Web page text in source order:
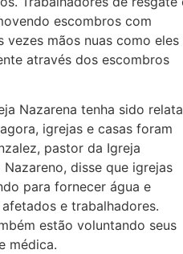
escombros com
vezes mãos nuas como eles
através dos escombros
Nazarena tenha sido
igrejas e casas foram
pastor da Igreja
disse que igrejas
para fornecer água e
e trabalhadores.
estão voluntando seus
médica.